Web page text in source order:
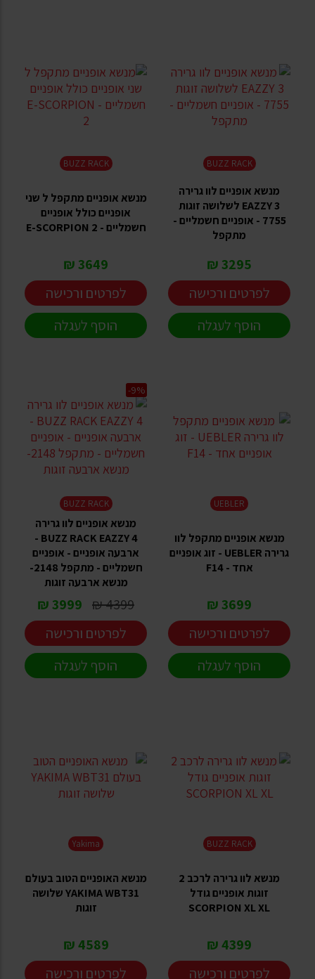
BUZZ RACK
מנשא אופניים לוו גרירה
EAZZY 3 לשלושה זוגות
7755 - אופניים חשמליים -
מתקפל
3295 ₪
לפרטים ורכישה
הוסף לעגלה
BUZZ RACK
מנשא אופניים מתקפל ל שני
אופניים כולל אופניים
חשמליים - E-SCORPION 2
3649 ₪
לפרטים ורכישה
הוסף לעגלה
UEBLER
מנשא אופניים מתקפל לוו
גרירה UEBLER - זוג אופניים
אחד - F14
3699 ₪
לפרטים ורכישה
הוסף לעגלה
BUZZ RACK
מנשא אופניים לוו גרירה
BUZZ RACK EAZZY 4 -
ארבעה אופניים - אופניים
חשמליים - מתקפל 2148-
מנשא ארבעה זוגות
4399 ₪
3999 ₪
-9%
לפרטים ורכישה
הוסף לעגלה
BUZZ RACK
מנשא לוו גרירה לרכב 2
זוגות אופניים גודל
SCORPION XL XL
4399 ₪
לפרטים ורכישה
Yakima
מנשא האופניים הטוב בעולם
YAKIMA WBT31 שלושה
זוגות
4589 ₪
לפרטים ורכישה